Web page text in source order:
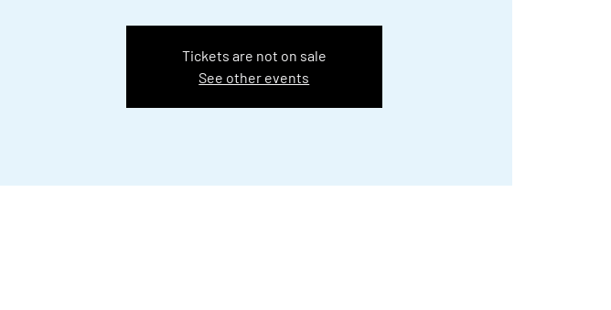
Tickets are not on sale
See other events